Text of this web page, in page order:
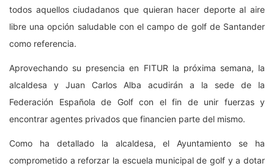
todos aquellos ciudadanos que quieran hacer deporte al aire
libre una opción saludable con el campo de golf de Santander
como referencia.
Aprovechando su presencia en FITUR la próxima semana, la
alcaldesa y Juan Carlos Alba acudirán a la sede de la
Federación Española de Golf con el fin de unir fuerzas y
encontrar agentes privados que financien parte del mismo.
Como ha detallado la alcaldesa, el Ayuntamiento se ha
comprometido a reforzar la escuela municipal de golf y a dotar